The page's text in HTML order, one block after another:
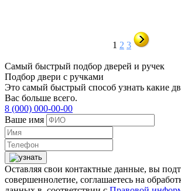
1 2 3
Самый быстрый подбор дверей и ручек
Подбор двери с ручками
Это самый быстрый способ узнать какие
Вас больше всего.
8 (000) 000-00-00
Ваше имя
Оставляя свои контактные данные, вы
совершеннолетие, соглашаетесь на